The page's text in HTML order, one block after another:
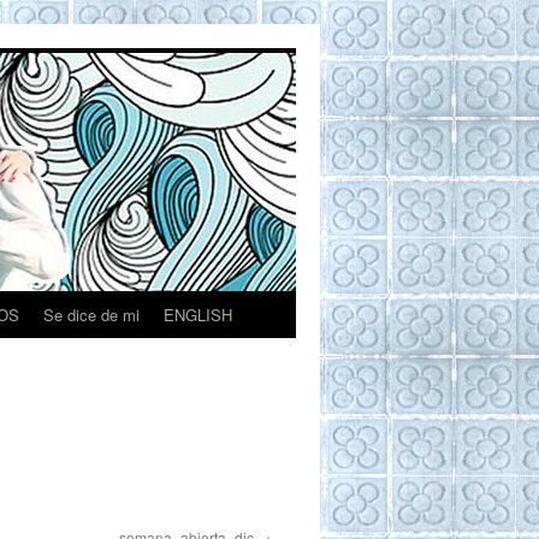
Se dice de mi ENGLISH